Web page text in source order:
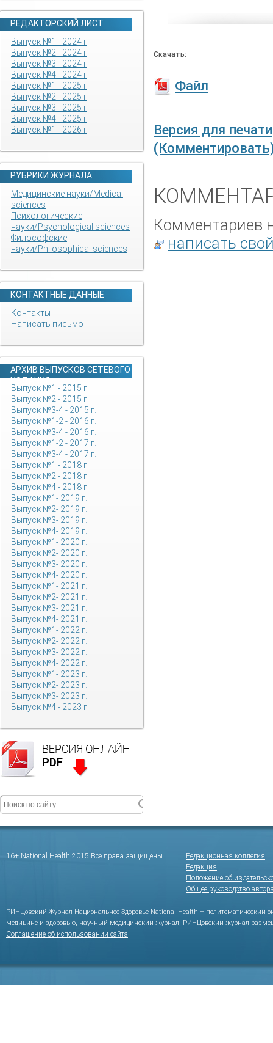
РЕДАКТОРСКИЙ ЛИСТ
Выпуск №1 - 2024 г
Выпуск №2 - 2024 г
Выпуск №3 - 2024 г
Выпуск №4 - 2024 г
Выпуск №1 - 2025 г
Выпуск №2 - 2025 г
Выпуск №3 - 2025 г
Выпуск №4 - 2025 г
Выпуск №1 - 2026 г
РУБРИКИ ЖУРНАЛА
Медицинские науки/Medical
sciences
Психологические
науки/Psychological sciences
Философские
науки/Philosophical sciences
КОНТАКТНЫЕ ДАННЫЕ
Контакты
Написать письмо
АРХИВ ВЫПУСКОВ СЕТЕВОГО
ИЗДАНИЯ
Выпуск №1 - 2015 г.
Выпуск №2 - 2015 г.
Выпуск №3-4 - 2015 г.
Выпуск №1-2 - 2016 г.
Выпуск №3-4 - 2016 г.
Выпуск №1-2 - 2017 г.
Выпуск №3-4 - 2017 г.
Выпуск №1 - 2018 г.
Выпуск №2 - 2018 г.
Выпуск №4 - 2018 г.
Выпуск №1- 2019 г.
Выпуск №2- 2019 г.
Выпуск №3- 2019 г.
Выпуск №4- 2019 г.
Выпуск №1- 2020 г.
Выпуск №2- 2020 г.
Выпуск №3- 2020 г.
Выпуск №4- 2020 г.
Выпуск №1- 2021 г.
Выпуск №2- 2021 г.
Выпуск №3- 2021 г.
Выпуск №4- 2021 г.
Выпуск №1- 2022 г.
Выпуск №2- 2022 г.
Выпуск №3- 2022 г.
Выпуск №4- 2022 г.
Выпуск №1- 2023 г.
Выпуск №2- 2023 г.
Выпуск №3- 2023 г.
Выпуск №4 - 2023 г
Скачать:
Файл
Версия для печати
Комментариев
написать
16+ National Health 2015 Все права защищены.
Редакционная коллегия
Редакция
Положение об
Общее руководство
РИНЦовский Журнал Национальное Здоровье National Health –
медицине и здоровью, научный медицинский журнал, РИНЦовский журнал
Соглашение об использовании сайта